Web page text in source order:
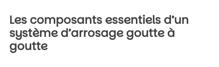
Les composants essentiels d’un
système d’arrosage goutte à
goutte